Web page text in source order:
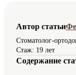
Автор статьи
Стоматолог-
Стаж: 19 лет
Содержание